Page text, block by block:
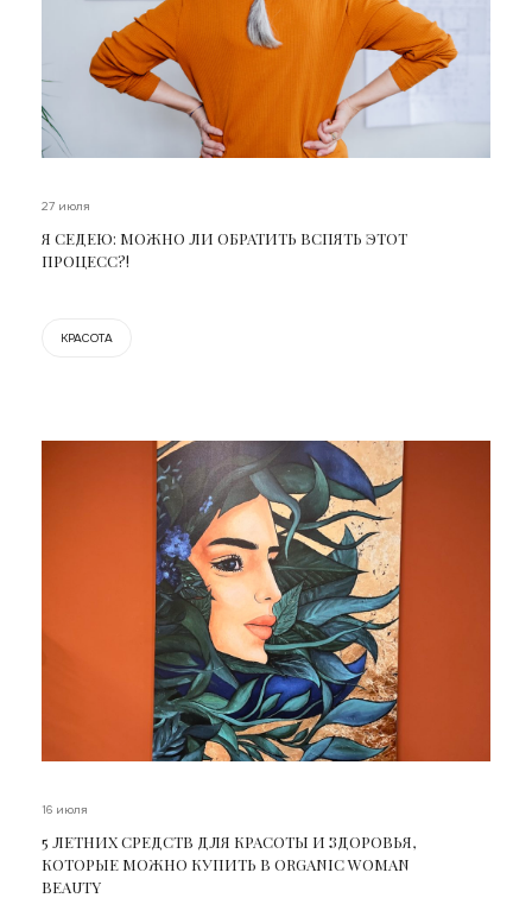
27 июля
Я СЕДЕЮ: МОЖНО ЛИ ОБРАТИТЬ ВСПЯТЬ ЭТОТ
ПРОЦЕСС?!
КРАСОТА
16 июля
5 ЛЕТНИХ СРЕДСТВ ДЛЯ КРАСОТЫ И ЗДОРОВЬЯ,
КОТОРЫЕ МОЖНО КУПИТЬ В ORGANIC WOMAN
BEAUTY